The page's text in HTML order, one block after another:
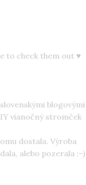
to check them out ♥
blogovými
vianočný stromček
dostala. Výroba
alebo pozerala :-)